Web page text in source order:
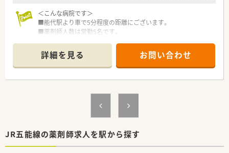
＜こんな病院です＞
■能代駅より車で5分程度の距離にございます。
■薬剤師人数は常勤5名です。
チーム医療に携わっています。他スタッフとの連携をはかり多
職種がそれぞれの専門分野を生かすことで、患者様によりよい医
療をお届けできるよう支援しています。
■調剤、監査、病棟業務、医薬品管理など
詳細を見る お問い合わせ
JR五能線の薬剤師求人を駅から探す